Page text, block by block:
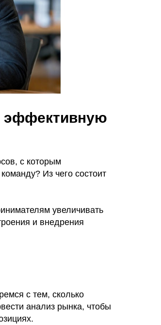
эффективную
с которым
Из чего состоит
увеличивать
и внедрения
с тем, сколько
анализ рынка, чтобы